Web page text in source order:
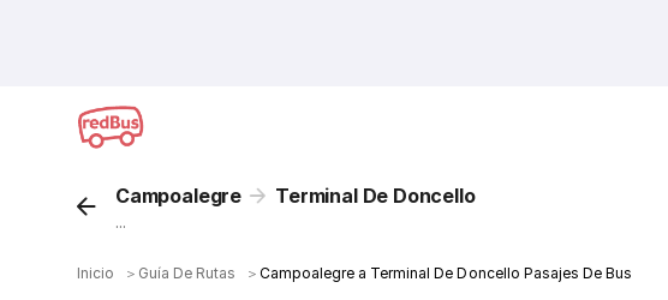
Campoalegre Terminal De Doncello
...
Inicio ＞ Guía De Rutas ＞Campoalegre a Terminal De Doncello Pasajes De Bus